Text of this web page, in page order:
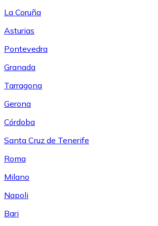
La Coruña
Asturias
Pontevedra
Granada
Tarragona
Gerona
Córdoba
Santa Cruz de Tenerife
Roma
Milano
Napoli
Bari